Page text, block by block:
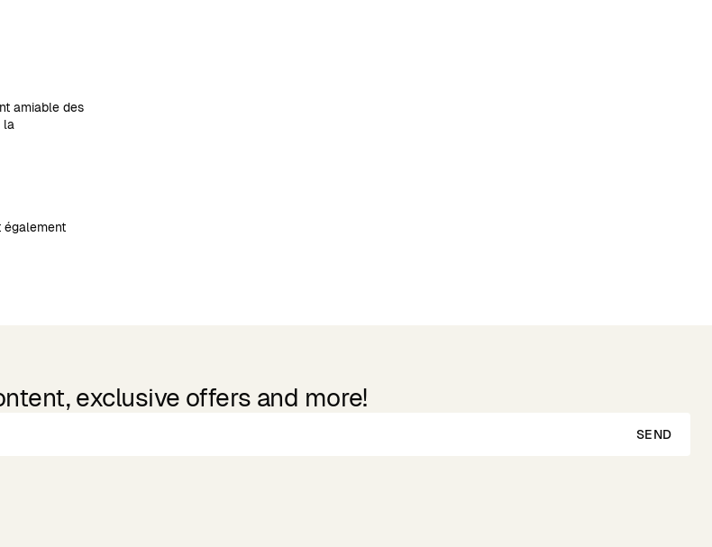
amiable des
la
également
exclusive offers and more!
SEND